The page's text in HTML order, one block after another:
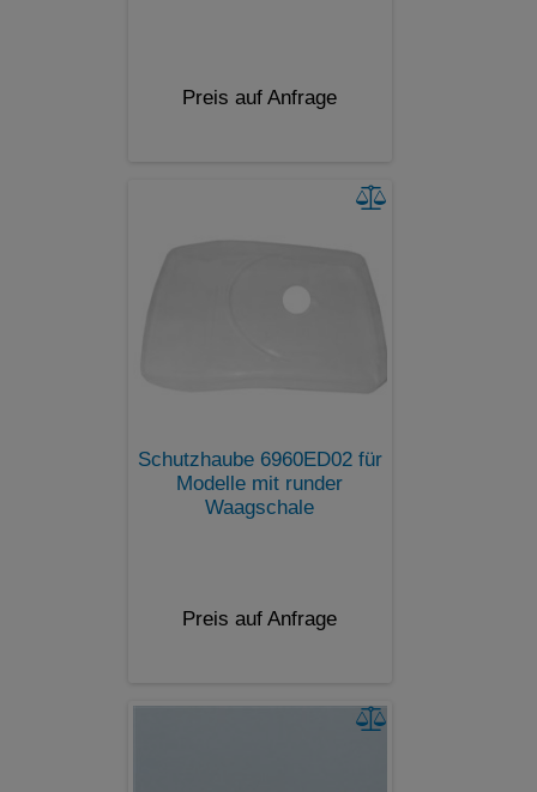
Preis auf Anfrage
Schutzhaube 6960ED02 für
Modelle mit runder
Waagschale
Preis auf Anfrage